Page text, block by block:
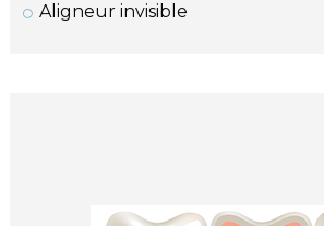
Aligneur invisible